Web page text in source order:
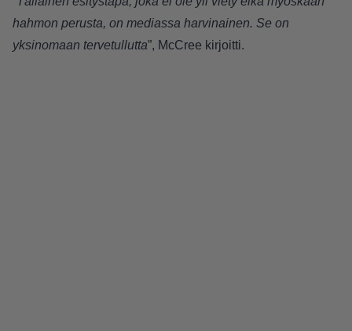
hahmon perusta, on mediassa harvinainen. Se on
yksinomaan tervetullutta”, McCree kirjoitti.